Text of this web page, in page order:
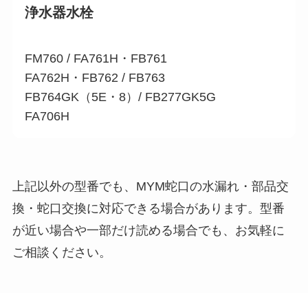
浄水器水栓
FM760 / FA761H・FB761
FA762H・FB762 / FB763
FB764GK（5E・8）/ FB277GK5G
FA706H
上記以外の型番でも、MYM蛇口の水漏れ・部品交
換・蛇口交換に対応できる場合があります。型番
が近い場合や一部だけ読める場合でも、お気軽に
ご相談ください。